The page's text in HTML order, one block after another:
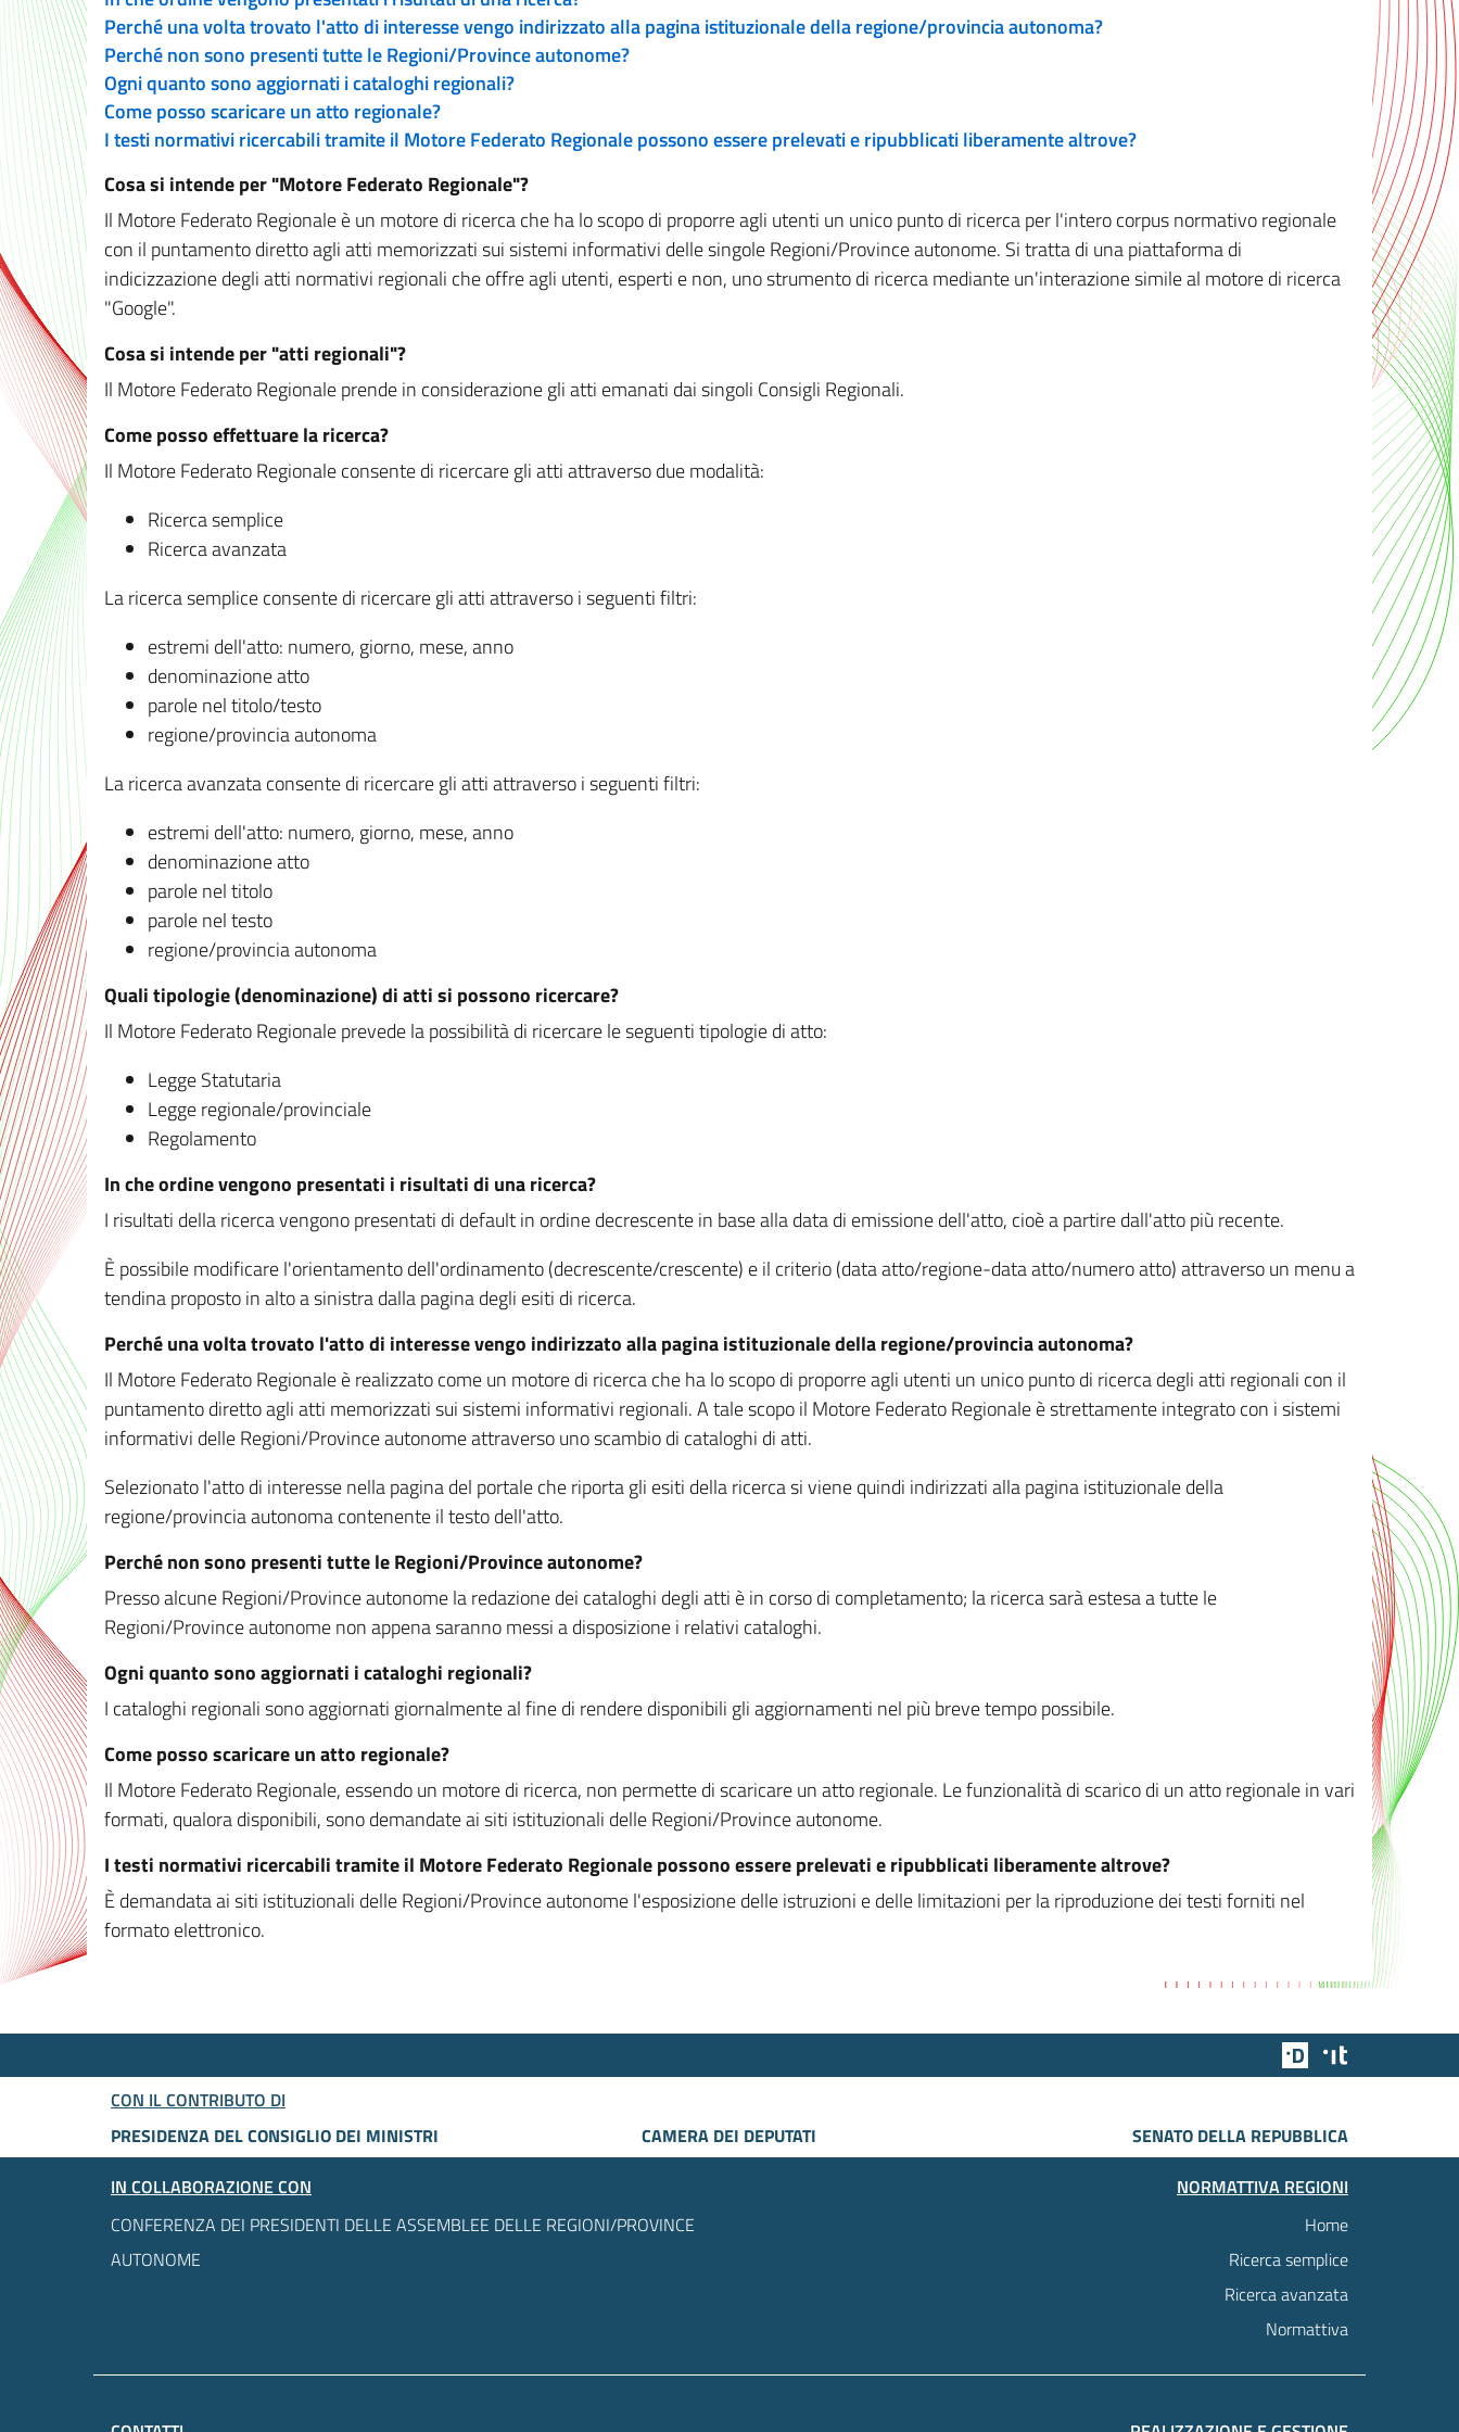
Perché una volta trovato l'atto di interesse vengo indirizzato alla pagina istituzionale della regione/provincia autonoma?
Perché non sono presenti tutte le Regioni/Province autonome?
Ogni quanto sono aggiornati i cataloghi regionali?
Come posso scaricare un atto regionale?
I testi normativi ricercabili tramite il Motore Federato Regionale possono essere prelevati e ripubblicati liberamente altrove?
Cosa si intende per "Motore Federato Regionale"?
Il Motore Federato Regionale è un motore di ricerca che ha lo scopo di proporre agli utenti un unico punto di ricerca per l'intero corpus normativo regionale
con il puntamento diretto agli atti memorizzati sui sistemi informativi delle singole Regioni/Province autonome. Si tratta di una piattaforma di
indicizzazione degli atti normativi regionali che offre agli utenti, esperti e non, uno strumento di ricerca mediante un'interazione simile al motore di ricerca
"Google".
Cosa si intende per "atti regionali"?
Il Motore Federato Regionale prende in considerazione gli atti emanati dai singoli Consigli Regionali.
Come posso effettuare la ricerca?
Il Motore Federato Regionale consente di ricercare gli atti attraverso due modalità:
Ricerca semplice
Ricerca avanzata
La ricerca semplice consente di ricercare gli atti attraverso i seguenti filtri:
estremi dell'atto: numero, giorno, mese, anno
denominazione atto
parole nel titolo/testo
regione/provincia autonoma
La ricerca avanzata consente di ricercare gli atti attraverso i seguenti filtri:
estremi dell'atto: numero, giorno, mese, anno
denominazione atto
parole nel titolo
parole nel testo
regione/provincia autonoma
Quali tipologie (denominazione) di atti si possono ricercare?
Il Motore Federato Regionale prevede la possibilità di ricercare le seguenti tipologie di atto:
Legge Statutaria
Legge regionale/provinciale
Regolamento
In che ordine vengono presentati i risultati di una ricerca?
I risultati della ricerca vengono presentati di default in ordine decrescente in base alla data di emissione dell'atto, cioè a partire dall'atto più recente.
È possibile modificare l'orientamento dell'ordinamento (decrescente/crescente) e il criterio (data atto/regione-data atto/numero atto) attraverso un menu a
tendina proposto in alto a sinistra dalla pagina degli esiti di ricerca.
Perché una volta trovato l'atto di interesse vengo indirizzato alla pagina istituzionale della regione/provincia autonoma?
Il Motore Federato Regionale è realizzato come un motore di ricerca che ha lo scopo di proporre agli utenti un unico punto di ricerca degli atti regionali con il
puntamento diretto agli atti memorizzati sui sistemi informativi regionali. A tale scopo il Motore Federato Regionale è strettamente integrato con i sistemi
informativi delle Regioni/Province autonome attraverso uno scambio di cataloghi di atti.
Selezionato l'atto di interesse nella pagina del portale che riporta gli esiti della ricerca si viene quindi indirizzati alla pagina istituzionale della
regione/provincia autonoma contenente il testo dell'atto.
Perché non sono presenti tutte le Regioni/Province autonome?
Presso alcune Regioni/Province autonome la redazione dei cataloghi degli atti è in corso di completamento; la ricerca sarà estesa a tutte le
Regioni/Province autonome non appena saranno messi a disposizione i relativi cataloghi.
Ogni quanto sono aggiornati i cataloghi regionali?
I cataloghi regionali sono aggiornati giornalmente al fine di rendere disponibili gli aggiornamenti nel più breve tempo possibile.
Come posso scaricare un atto regionale?
Il Motore Federato Regionale, essendo un motore di ricerca, non permette di scaricare un atto regionale. Le funzionalità di scarico di un atto regionale in vari
formati, qualora disponibili, sono demandate ai siti istituzionali delle Regioni/Province autonome.
I testi normativi ricercabili tramite il Motore Federato Regionale possono essere prelevati e ripubblicati liberamente altrove?
È demandata ai siti istituzionali delle Regioni/Province autonome l'esposizione delle istruzioni e delle limitazioni per la riproduzione dei testi forniti nel
formato elettronico.
Team Digitale
CON IL CONTRIBUTO DI
PRESIDENZA DEL CONSIGLIO DEI MINISTRI
CAMERA DEI DEPUTATI
SENATO DELLA REPUBBLICA
IN COLLABORAZIONE CON
CONFERENZA DEI PRESIDENTI DELLE ASSEMBLEE DELLE REGIONI/PROVINCE
AUTONOME
NORMATTIVA REGIONI
Home
Ricerca semplice
Ricerca avanzata
Normattiva